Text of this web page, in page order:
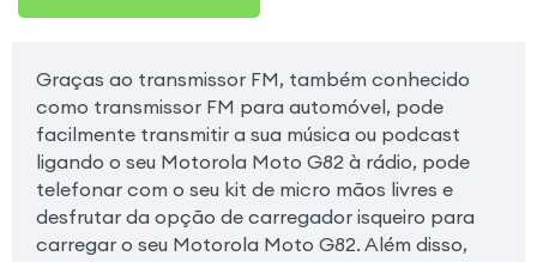
Graças ao transmissor FM, também conhecido
como transmissor FM para automóvel, pode
facilmente transmitir a sua música ou podcast
ligando o seu Motorola Moto G82 à rádio, pode
telefonar com o seu kit de micro mãos livres e
desfrutar da opção de carregador isqueiro para
carregar o seu Motorola Moto G82. Além disso,